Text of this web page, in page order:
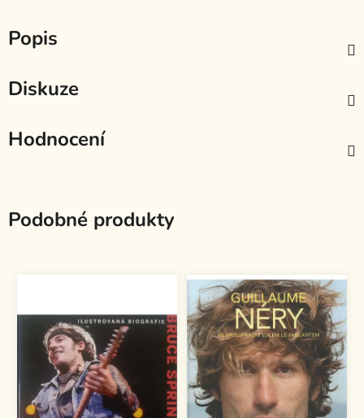
Popis
Diskuze
Hodnocení
Podobné produkty